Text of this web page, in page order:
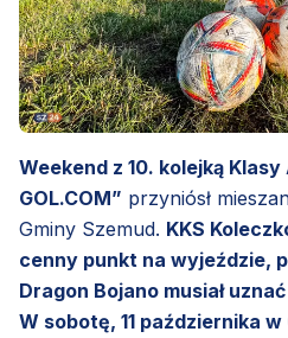
Weekend z 10. kolejką Klasy
GOL.COM” przyniósł
Gminy Szemud. KKS
cenny punkt na wyjeździe,
Dragon Bojano musiał
W sobotę, 11 października